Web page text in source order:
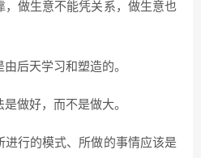
做生意不能凭关系，做生意也
后天学习和塑造的。
做好，而不是做大。
进行的模式、所做的事情应该是